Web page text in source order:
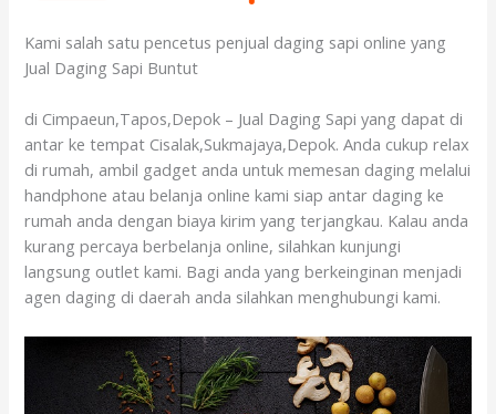
Kami salah satu pencetus penjual daging sapi online yang
Jual Daging Sapi Buntut
di Cimpaeun,Tapos,Depok – Jual Daging Sapi yang dapat di
antar ke tempat Cisalak,Sukmajaya,Depok. Anda cukup relax
di rumah, ambil gadget anda untuk memesan daging melalui
handphone atau belanja online kami siap antar daging ke
rumah anda dengan biaya kirim yang terjangkau. Kalau anda
kurang percaya berbelanja online, silahkan kunjungi
langsung outlet kami. Bagi anda yang berkeinginan menjadi
agen daging di daerah anda silahkan menghubungi kami.